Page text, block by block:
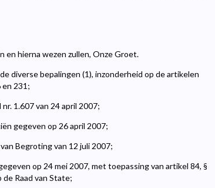
en hierna wezen zullen, Onze Groet.
diverse bepalingen (1), inzonderheid op de artikelen
en 231;
1.607 van 24 april 2007;
gegeven op 26 april 2007;
Begroting van 12 juli 2007;
op 24 mei 2007, met toepassing van artikel 84, §
Raad van State;